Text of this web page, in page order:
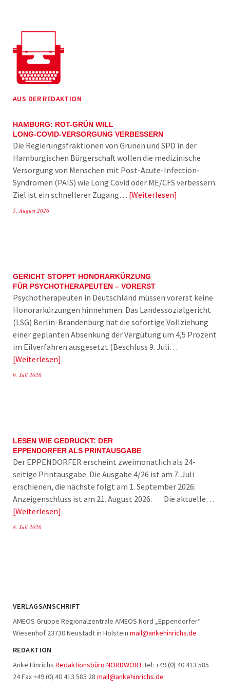
AUS DER REDAKTION
HAMBURG: ROT-GRÜN WILL
LONG-COVID-VERSORGUNG VERBESSERN
Die Regierungsfraktionen von Grünen und SPD in der
Hamburgischen Bürgerschaft wollen die medizinische
Versorgung von Menschen mit Post-Acute-Infection-
Syndromen (PAIS) wie Long Covid oder ME/CFS verbessern.
Ziel ist ein schnellerer Zugang… Weiterlesen
5. August 2026
GERICHT STOPPT HONORARKÜRZUNG
FÜR PSYCHOTHERAPEUTEN – VORERST
Psychotherapeuten in Deutschland müssen vorerst keine
Honorarkürzungen hinnehmen. Das Landessozialgericht
(LSG) Berlin-Brandenburg hat die sofortige Vollziehung
einer geplanten Absenkung der Vergütung um 4,5 Prozent
im Eilverfahren ausgesetzt (Beschluss 9. Juli…
Weiterlesen
9. Juli 2026
LESEN WIE GEDRUCKT: DER
EPPENDORFER ALS PRINTAUSGABE
Der EPPENDORFER erscheint zweimonatlich als 24-
seitige Printausgabe. Die Ausgabe 4/26 ist am 7. Juli
erschienen, die nächste folgt am 1. September 2026.
Anzeigenschluss ist am 21. August 2026. Die aktuelle…
Weiterlesen
8. Juli 2026
VERLAGSANSCHRIFT
AMEOS Gruppe Regionalzentrale AMEOS Nord „Eppendorfer“
Wiesenhof 23730 Neustadt in Holstein mail@ankehinrichs.de
REDAKTION
Anke Hinrichs Redaktionsbüro NORDWORTTel: +49 (0) 40 413 585
24 Fax +49 (0) 40 413 585 28 mail@ankehinrichs.de